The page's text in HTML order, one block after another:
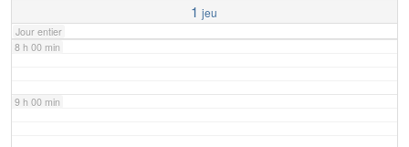
1 jeu
Jour entier
8 h 00 min
9 h 00 min